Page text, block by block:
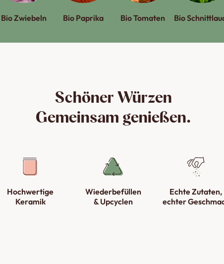
Bio Zwiebeln Bio Paprika Bio Tomaten Bio
Schöner Würzen
Gemeinsam genießen.
Hochwertige
Keramik
Wiederbefüllen
& Upcyclen
Echte Zutaten,
echter